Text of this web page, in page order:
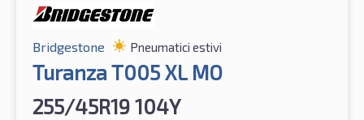
Bridgestone Pneumatici estivi
Turanza T005 XL MO
255/45R19 104Y